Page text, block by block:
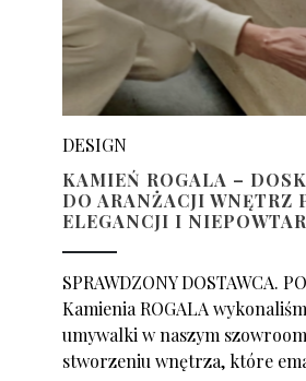
DESIGN
KAMIEŃ ROGALA –
DO ARANŻACJI WNĘTRZ
ELEGANCJI I
SPRAWDZONY DOSTAWCA.
Kamienia ROGALA
umywalki w naszym
stworzeniu wnętrza, które